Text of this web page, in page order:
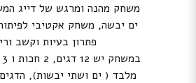
משחק מהנה ומרגש של דייג
ים יבשה, משחק אקטיבי
פתרון בעיות וקשב
מלבד ( ים ושתי יבשות),